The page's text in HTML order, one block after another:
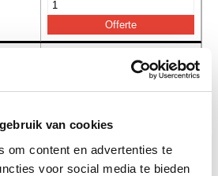
van cookies
om content en advertenties te
voor social media te bieden
(de verpakkingseenheid is 1
Stuks